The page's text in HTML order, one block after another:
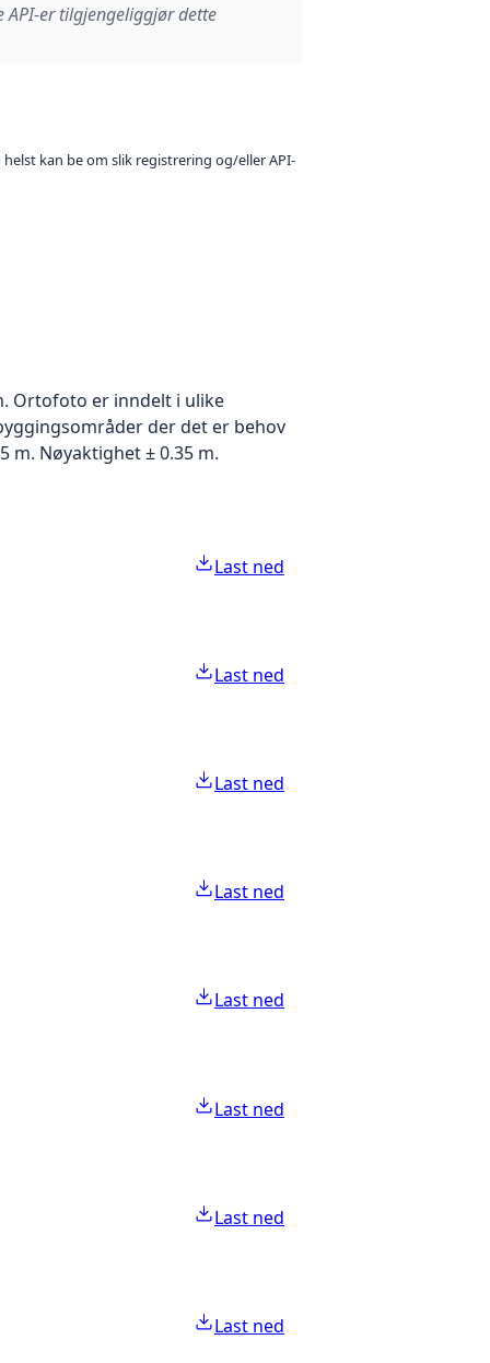
API-er tilgjengeliggjør dette
kan be om slik registrering og/eller API-
Ortofoto er inndelt i ulike
der det er behov
m. Nøyaktighet ± 0.35 m.
Last ned
Last ned
Last ned
Last ned
Last ned
Last ned
Last ned
Last ned